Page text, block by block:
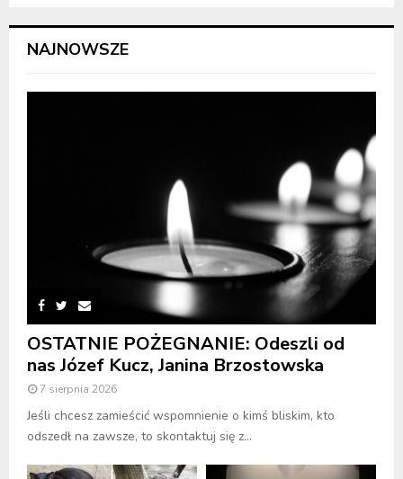
NAJNOWSZE
OSTATNIE POŻEGNANIE: Odeszli od
nas Józef Kucz, Janina Brzostowska
7 sierpnia 2026
Jeśli chcesz zamieścić wspomnienie o kimś bliskim, kto
odszedł na zawsze, to skontaktuj się z...